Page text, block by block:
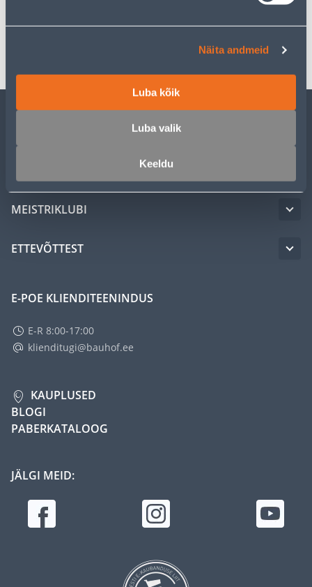
Näita andmeid
Luba kõik
Luba valik
Keeldu
MEISTRIKLUBI
ETTEVÕTTEST
E-POE KLIENDITEENINDUS
E-R 8:00-17:00
klienditugi@bauhof.ee
KAUPLUSED
BLOGI
PABERKATALOOG
JÄLGI MEID: